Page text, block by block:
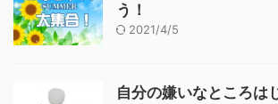
う！
2021/4/5
自分の嫌いなところは